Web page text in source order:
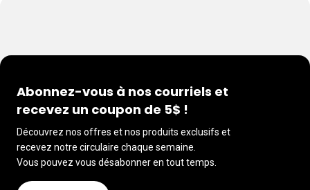
Abonnez-vous à nos courriels et
recevez un coupon de 5$ !
Découvrez nos offres et nos produits exclusifs et
recevez notre circulaire chaque semaine.
Vous pouvez vous désabonner en tout temps.